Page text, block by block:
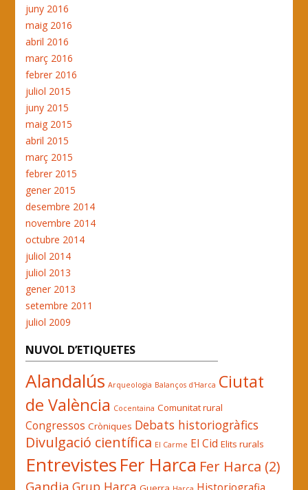
juny 2016
maig 2016
abril 2016
març 2016
febrer 2016
juliol 2015
juny 2015
maig 2015
abril 2015
març 2015
febrer 2015
gener 2015
desembre 2014
novembre 2014
octubre 2014
juliol 2014
juliol 2013
gener 2013
setembre 2011
juliol 2009
NUVOL D’ETIQUETES
Alandalús Arqueologia Balanços d'Harca Ciutat
de València Cocentaina Comunitat rural
Congressos Cròniques Debats historiogràfics
Divulgació científica El Carme El Cid Elits rurals
Entrevistes Fer Harca Fer Harca (2)
Gandia Grup Harca